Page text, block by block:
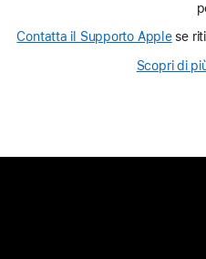
Contatta il Supporto Apple(Si
in
se
Scopri di